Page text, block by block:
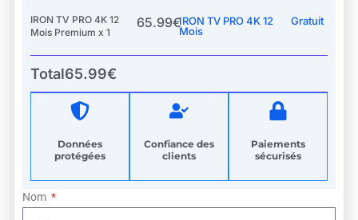
IRON TV PRO 4K 12
Mois Premium x 1
65.99€IRON TV PRO 4K12
Mois
Gratuit
Total65.99€
Données
protégées
Confiance des
clients
Paiements
sécurisés
Nom